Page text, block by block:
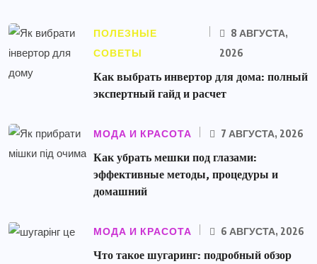
ПОЛЕЗНЫЕ
СОВЕТЫ
8 АВГУСТА,
2026
Как выбрать инвертор для дома: полный
экспертный гайд и расчет
МОДА И КРАСОТА 7 АВГУСТА, 2026
Как убрать мешки под глазами:
эффективные методы, процедуры и
домашний
МОДА И КРАСОТА 6 АВГУСТА, 2026
Что такое шугаринг: подробный обзор